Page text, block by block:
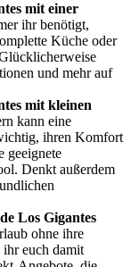
mit einer
ihr benötigt,
Küche oder
und mehr auf
mit kleinen
kann eine
ihren Komfort
geeignete
Denkt außerdem
Los Gigantes
ohne ihre
euch damit